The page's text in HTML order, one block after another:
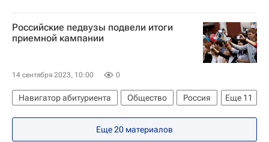
Российские педвузы подвели итоги
приемной кампании
14 сентября 2023, 10:00 0
Еще 11
Навигатор абитуриента Общество
Россия
Санкт-Петербург
Москва
Еще 20 материалов